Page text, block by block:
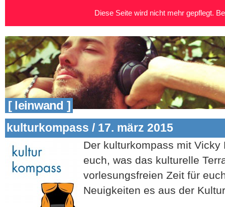
[ leinwand ]
kulturkompass / 17. märz 2015
Der kulturkompass mit
euch, was das kulturelle
vorlesungsfreien Zeit für
Neuigkeiten es aus der
Diese Seite wird nicht mehr gepflegt.